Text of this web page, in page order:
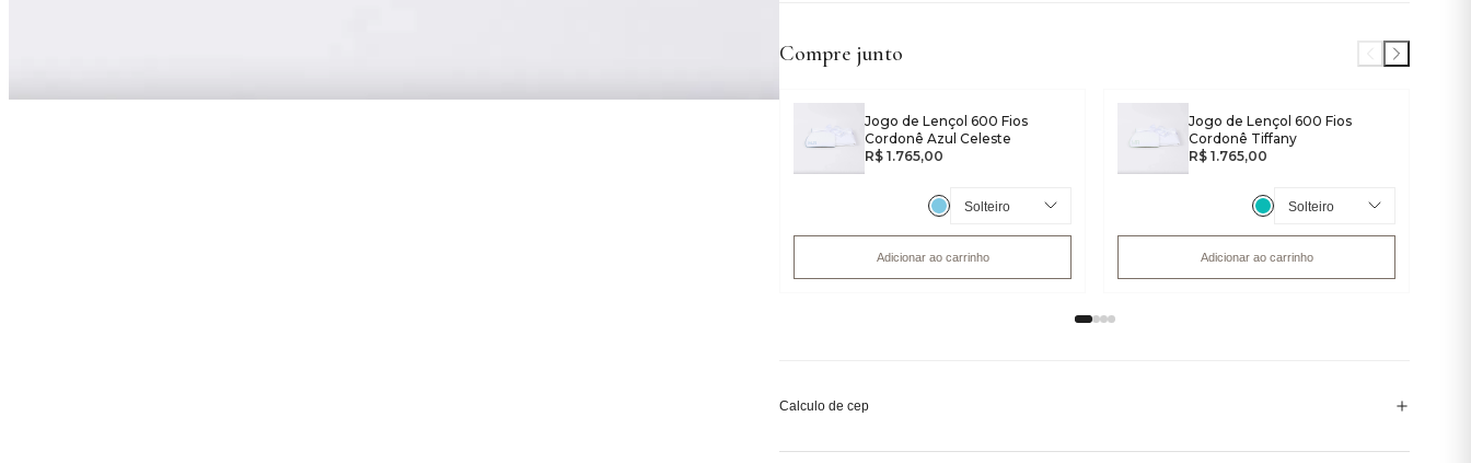
Compre junto
Jogo de Lençol 600 Fios
Cordonê Azul Celeste
R$ 1.765,00
Adicionar ao carrinho
Jogo de Lençol 600 Fios
Cordonê Tiffany
R$ 1.765,00
Adicionar ao carrinho
Calculo de cep